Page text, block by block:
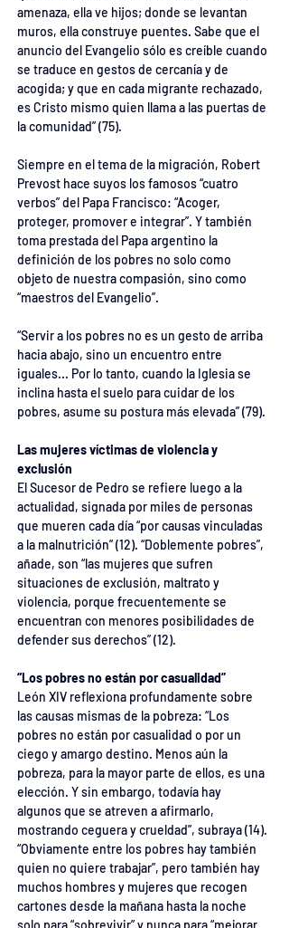
amenaza, ella ve hijos; donde se levantan
muros, ella construye puentes. Sabe que el
anuncio del Evangelio sólo es creíble cuando
se traduce en gestos de cercanía y de
acogida; y que en cada migrante rechazado,
es Cristo mismo quien llama a las puertas de
la comunidad” (75).
Siempre en el tema de la migración, Robert
Prevost hace suyos los famosos “cuatro
verbos” del Papa Francisco: “Acoger,
proteger, promover e integrar”. Y también
toma prestada del Papa argentino la
definición de los pobres no solo como
objeto de nuestra compasión, sino como
“maestros del Evangelio”.
“Servir a los pobres no es un gesto de arriba
hacia abajo, sino un encuentro entre
iguales... Por lo tanto, cuando la Iglesia se
inclina hasta el suelo para cuidar de los
pobres, asume su postura más elevada” (79).
Las mujeres víctimas de violencia y
exclusión
El Sucesor de Pedro se refiere luego a la
actualidad, signada por miles de personas
que mueren cada día “por causas vinculadas
a la malnutrición” (12). “Doblemente pobres”,
añade, son “las mujeres que sufren
situaciones de exclusión, maltrato y
violencia, porque frecuentemente se
encuentran con menores posibilidades de
defender sus derechos” (12).
“Los pobres no están por casualidad”
León XIV reflexiona profundamente sobre
las causas mismas de la pobreza: “Los
pobres no están por casualidad o por un
ciego y amargo destino. Menos aún la
pobreza, para la mayor parte de ellos, es una
elección. Y sin embargo, todavía hay
algunos que se atreven a afirmarlo,
mostrando ceguera y crueldad”, subraya (14).
“Obviamente entre los pobres hay también
quien no quiere trabajar”, pero también hay
muchos hombres y mujeres que recogen
cartones desde la mañana hasta la noche
solo para “sobrevivir” y nunca para “mejorar